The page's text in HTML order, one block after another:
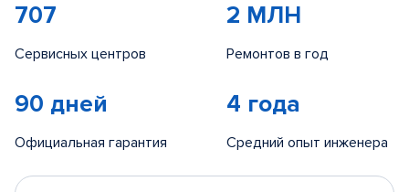
707
Сервисных центров
2 МЛН
Ремонтов в год
90 дней
Официальная гарантия
4 года
Средний опыт инженера